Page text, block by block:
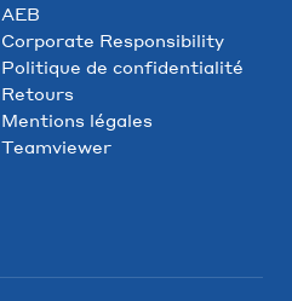
AEB
Corporate Responsibility
Politique de confidentialité
Retours
Mentions légales
Teamviewer